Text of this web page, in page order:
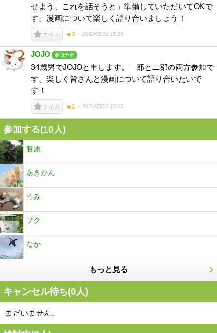
せよう、これを話そうと」準備していただいてOKで
す。漫画について楽しく語り合いましょう！
ナイス ★2 2022/05/31 15:29
JOJO 参加予定
34歳男でJOJOと申します。一部と二部の両方参加で
す。楽しく皆さんと漫画について語り合いたいで
す！
ナイス ★2 2022/05/31 15:15
参加する(10人)
藤原
あきかん
うみ
フク
なか
もっと見る
キャンセル待ち(0人)
まだいません。